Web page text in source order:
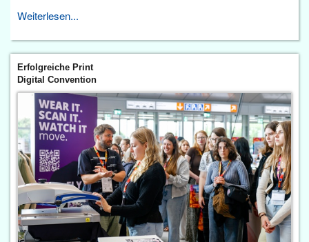
Weiterlesen...
Erfolgreiche Print
Digital Convention